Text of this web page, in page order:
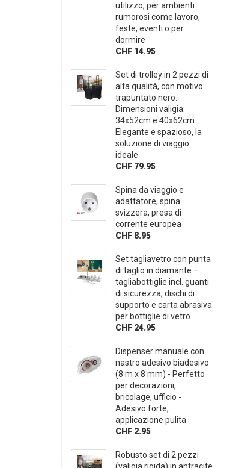
utilizzo, per ambienti
rumorosi come lavoro,
feste, eventi o per
dormire
CHF 14.95
Set di trolley in 2 pezzi di
alta qualità, con motivo
trapuntato nero.
Dimensioni valigia:
34x52cm e 40x62cm.
Elegante e spazioso, la
soluzione di viaggio
ideale
CHF 79.95
Spina da viaggio e
adattatore, spina
svizzera, presa di
corrente europea
CHF 8.95
Set tagliavetro con punta
di taglio in diamante –
tagliabottiglie incl. guanti
di sicurezza, dischi di
supporto e carta abrasiva
per bottiglie di vetro
CHF 24.95
Dispenser manuale con
nastro adesivo biadesivo
(8 m x 8 mm) - Perfetto
per decorazioni,
bricolage, ufficio -
Adesivo forte,
applicazione pulita
CHF 2.95
Robusto set di 2 pezzi